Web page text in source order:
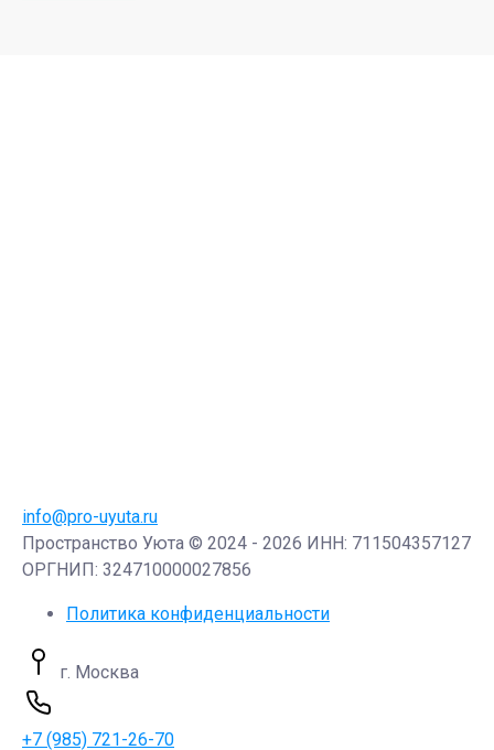
info@pro-uyuta.ru
Пространство Уюта © 2024 - 2026 ИНН: 711504357127
ОРГНИП: 324710000027856
Политика конфиденциальности
г. Москва
+7 (985) 721-26-70